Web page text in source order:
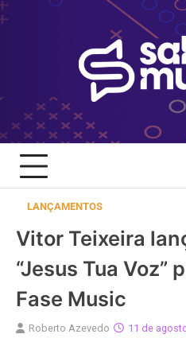
Skip
to
LANÇAMENTOS
Vitor Teixeira
“Jesus Tua Voz”
Fase Music
Roberto Azevedo 11 de